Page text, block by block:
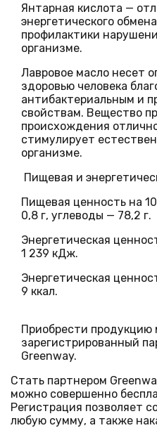
Янтарная кислота —
энергетического
профилактики
организме.
Лавровое масло несет
здоровью человека
антибактериальным и
свойствам. Вещество
происхождения
стимулирует
организме.
Пищевая и
Пищевая ценность на
0,8 г, углеводы — 78,2 г.
Энергетическая
1 239 кДж.
Энергетическая
9 ккал.
Приобрести
зарегистрированный
Greenway.
Стать партнером
можно совершенно
Регистрация позволяет
любую сумму, а также